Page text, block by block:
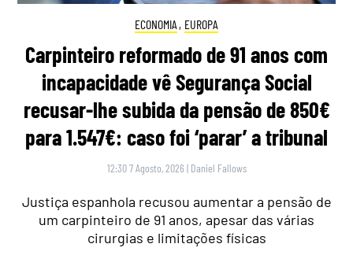
ECONOMIA , EUROPA
Carpinteiro reformado de 91 anos com
incapacidade vê Segurança Social
recusar-lhe subida da pensão de 850€
para 1.547€: caso foi ‘parar’ a tribunal
12:30 7 Agosto, 2026 | Daniel Fallows
Justiça espanhola recusou aumentar a pensão de
um carpinteiro de 91 anos, apesar das várias
cirurgias e limitações físicas